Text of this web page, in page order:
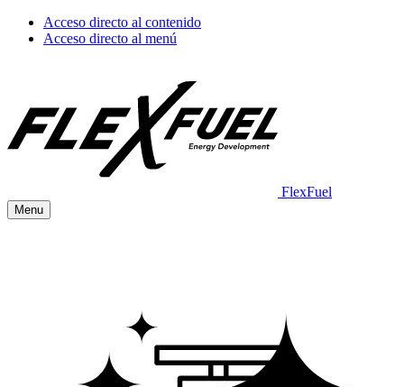
Acceso directo al contenido
Acceso directo al menú
FlexFuel
Menu